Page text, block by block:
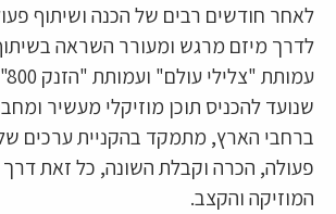
לאחר חודשים רבים של הכנה ושיתוף
לדרך מיזם מרגש ומעורר השראה
שנועד להכניס תוכן מוזיקלי מעשיר
ברחבי הארץ, מתמקד בהקניית ערכים
פעולה, הכרה וקבלת השונה, כל זאת דרך
המוזיקה והקצב.